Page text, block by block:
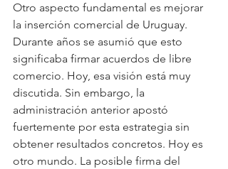
Otro aspecto fundamental es mejorar
la inserción comercial de Uruguay.
Durante años se asumió que esto
significaba firmar acuerdos de libre
comercio. Hoy, esa visión está muy
discutida. Sin embargo, la
administración anterior apostó
fuertemente por esta estrategia sin
obtener resultados concretos. Hoy es
otro mundo. La posible firma del